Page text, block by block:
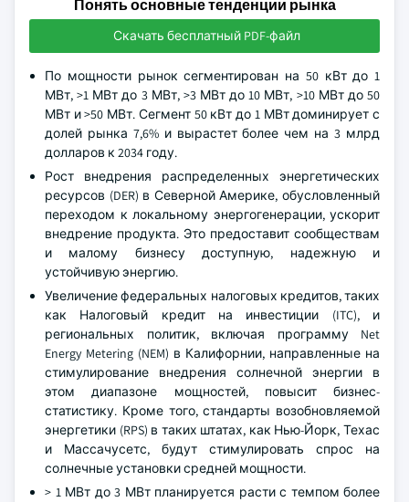
Понять основные тенденции рынка
Скачать бесплатный PDF-файл
По мощности рынок сегментирован на 50 кВт до 1
МВт, >1 МВт до 3 МВт, >3 МВт до 10 МВт, >10 МВт до 50
МВт и >50 МВт. Сегмент 50 кВт до 1 МВт доминирует с
долей рынка 7,6% и вырастет более чем на 3 млрд
долларов к 2034 году.
Рост внедрения распределенных энергетических
ресурсов (DER) в Северной Америке, обусловленный
переходом к локальному энергогенерации, ускорит
внедрение продукта. Это предоставит сообществам
и малому бизнесу доступную, надежную и
устойчивую энергию.
Увеличение федеральных налоговых кредитов, таких
как Налоговый кредит на инвестиции (ITC), и
региональных политик, включая программу Net
Energy Metering (NEM) в Калифорнии, направленные на
стимулирование внедрения солнечной энергии в
этом диапазоне мощностей, повысит бизнес-
статистику. Кроме того, стандарты возобновляемой
энергетики (RPS) в таких штатах, как Нью-Йорк, Техас
и Массачусетс, будут стимулировать спрос на
солнечные установки средней мощности.
> 1 МВт до 3 МВт планируется расти с темпом более